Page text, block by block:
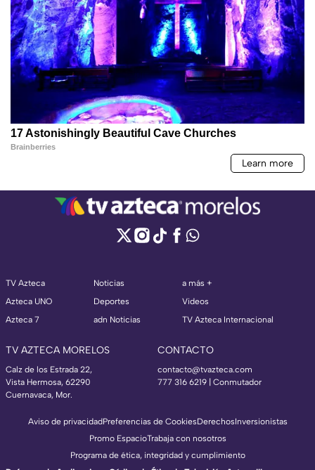
TV Azteca
Azteca UNO
Azteca 7
Noticias
Deportes
adn Noticias
a más +
Videos
TV Azteca Internacional
TV AZTECA MORELOS
Calz de los Estrada 22,
Vista Hermosa, 62290
Cuernavaca, Mor.
CONTACTO
contacto@tvazteca.com
777 316 6219 | Conmutador
Aviso de privacidadPreferencias de CookiesDerechosInversionistas
Promo EspacioTrabaja con nosotros
Programa de ética, integridad y cumplimiento